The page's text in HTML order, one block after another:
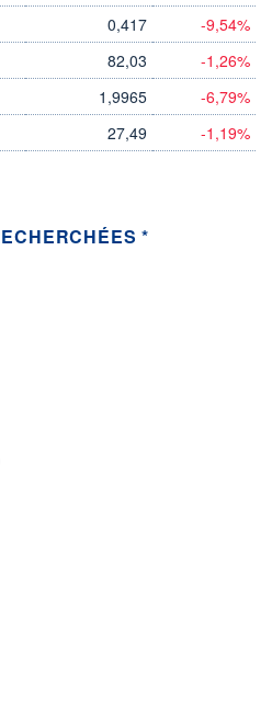
0,417 -9,54%
82,03 -1,26%
1,9965 -6,79%
27,49 -1,19%
*